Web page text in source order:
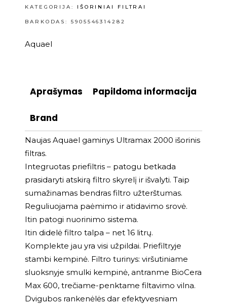
KATEGORIJA: IŠORINIAI FILTRAI
BARKODAS: 5905546314282
Aquael
Aprašymas Papildoma informacija
Brand
Naujas Aquael gaminys Ultramax 2000 išorinis
filtras.
Integruotas priefiltris – patogu betkada
prasidaryti atskirą filtro skyrelį ir išvalyti. Taip
sumažinamas bendras filtro užterštumas.
Reguliuojama paėmimo ir atidavimo srovė.
Itin patogi nuorinimo sistema.
Itin didelė filtro talpa – net 16 litrų.
Komplekte jau yra visi užpildai. Priefiltryje
stambi kempinė. Filtro turinys: viršutiniame
sluoksnyje smulki kempinė, antranme BioCera
Max 600, trečiame-penktame filtavimo vilna.
Dvigubos rankenėlės dar efektyvesniam